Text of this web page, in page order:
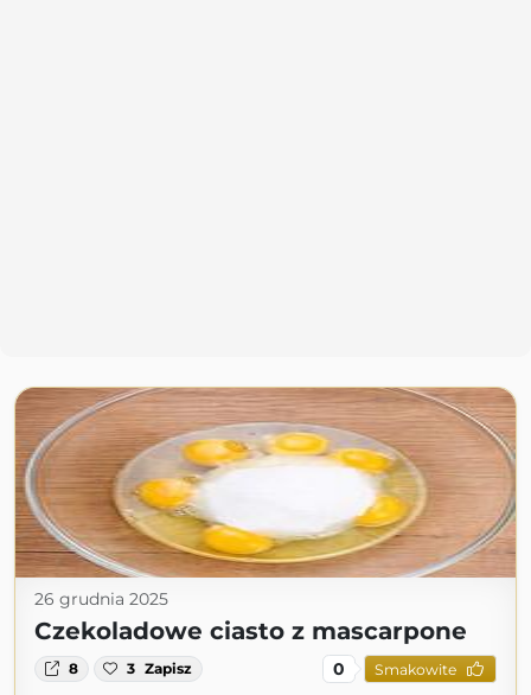
26 grudnia 2025
Czekoladowe ciasto z mascarpone
8 3 Zapisz 0 Smakowite